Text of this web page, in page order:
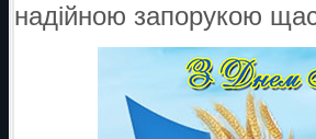
надійною запорукою